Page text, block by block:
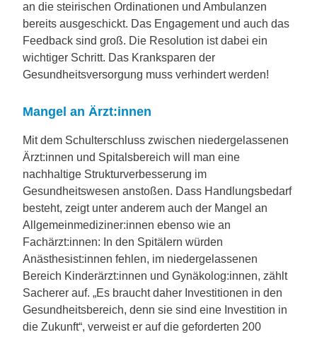
an die steirischen Ordinationen und Ambulanzen
bereits ausgeschickt. Das Engagement und auch das
Feedback sind groß. Die Resolution ist dabei ein
wichtiger Schritt. Das Kranksparen der
Gesundheitsversorgung muss verhindert werden!
Mangel an Ärzt:innen
Mit dem Schulterschluss zwischen niedergelassenen
Ärzt:innen und Spitalsbereich will man eine
nachhaltige Strukturverbesserung im
Gesundheitswesen anstoßen. Dass Handlungsbedarf
besteht, zeigt unter anderem auch der Mangel an
Allgemeinmediziner:innen ebenso wie an
Fachärzt:innen: In den Spitälern würden
Anästhesist:innen fehlen, im niedergelassenen
Bereich Kinderärzt:innen und Gynäkolog:innen, zählt
Sacherer auf. „Es braucht daher Investitionen in den
Gesundheitsbereich, denn sie sind eine Investition in
die Zukunft“, verweist er auf die geforderten 200